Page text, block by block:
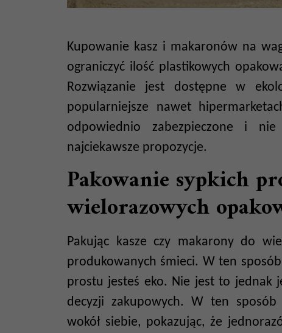
Kupowanie kasz i makaronów na
ograniczyć ilość plastikowych
Rozwiązanie jest dostępne w
popularniejsze nawet
odpowiednio zabezpieczone i nie
najciekawsze propozycje.
Pakowanie sypkich
wielorazowych
Pakując kasze czy makarony do
produkowanych śmieci. W ten
prostu jesteś eko. Nie jest to jednak
decyzji zakupowych. W ten sposób
wokół siebie, pokazując, że